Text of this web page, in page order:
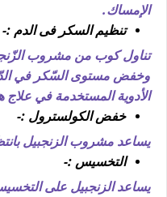
الإمساك.
تنظيم السكر فى الدم :-
تناول كوب من مشروب
وخفض مستوى السّكر في
الأدوية المستخدمة في
خفض الكولسترول :-
يساعد مشروب الزنجبيل
التخسيس :-
يساعد الزنجبيل على